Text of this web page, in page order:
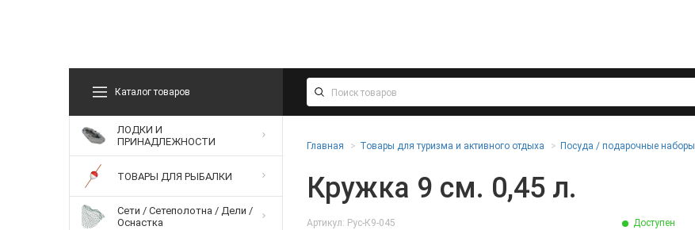
Каталог товаров
ЛОДКИ И
ПРИНАДЛЕЖНОСТИ
ТОВАРЫ ДЛЯ РЫБАЛКИ
Сети / Сетеполотна / Дели /
Оснастка
Главная Товары для туризма и активного отдыха Посуда / подарочные наборы
Кружка 9 см. 0,45 л.
Артикул: Рус-К9-045 Доступен